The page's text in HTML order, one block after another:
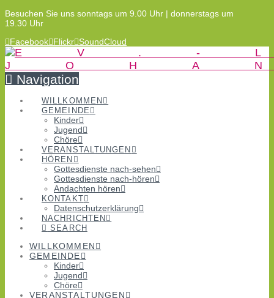
Besuchen Sie uns sonntags um 9.00 Uhr | donnerstags um
19.30 Uhr
Facebook Flickr SoundCloud
Navigation
WILLKOMMEN
GEMEINDE
Kinder
Jugend
Chöre
VERANSTALTUNGEN
HÖREN
Gottesdienste nach-sehen
Gottesdienste nach-hören
Andachten hören
KONTAKT
Datenschutzerklärung
NACHRICHTEN
SEARCH
WILLKOMMEN
GEMEINDE
Kinder
Jugend
Chöre
VERANSTALTUNGEN